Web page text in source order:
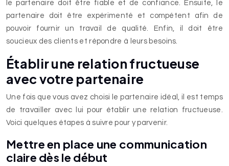
le partenaire doit être fiable et de confiance. Ensuite, le
partenaire doit être expérimenté et compétent afin de
pouvoir fournir un travail de qualité. Enfin, il doit être
soucieux des clients et répondre à leurs besoins.
Établir une relation fructueuse
avec votre partenaire
Une fois que vous avez choisi le partenaire idéal, il est temps
de travailler avec lui pour établir une relation fructueuse.
Voici quelques étapes à suivre pour y parvenir.
Mettre en place une communication
claire dès le début